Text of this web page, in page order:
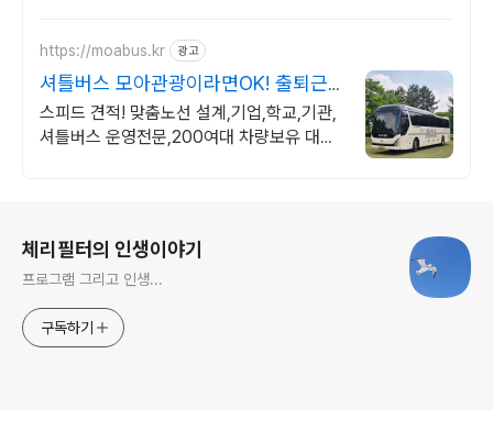
https://moabus.kr 광고
셔틀버스 모아관광이라면OK! 출퇴근,
셔틀,통학버스 전문
스피드 견적! 맞춤노선 설계,기업,학교,기관,
셔틀버스 운영전문,200여대 차량보유 대기
체리필터의 인생이야기
프로그램 그리고 인생...
구독하기